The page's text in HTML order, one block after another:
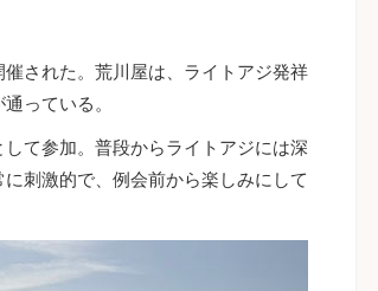
された。荒川屋は、ライトアジ発祥
っている。
て参加。普段からライトアジには深
刺激的で、例会前から楽しみにして